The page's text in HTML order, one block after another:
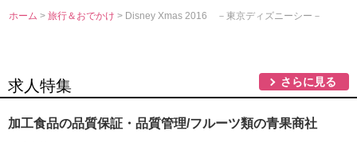
ホーム >旅行＆おでかけ> Disney Xmas 2016 －東京ディズニーシー－
求人特集 さらに見る
加工食品の品質保証・品質管理/フルーツ類の青果商社